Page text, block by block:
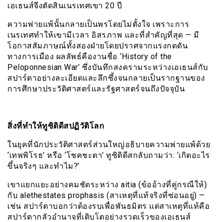
เอเธนส์จึงตัดสินเนรเทศเขา 20 ปี
ความพ่ายแพ้นั้นกลายเป็นพรโดยไม่ตั้งใจ เพราะการ
เนรเทศทำให้เขามีเวลา อิสรภาพ และที่สำคัญที่สุด — มี
โอกาสสัมภาษณ์ทั้งสองฝ่ายโดยปราศจากแรงกดดัน
ทางการเมือง ผลลัพธ์คืองานชื่อ ‘History of the
Peloponnesian War’ ซึ่งบันทึกสงครามระหว่างเอเธนส์กับ
สปาร์ตาอย่างละเอียดและลึกซึ้งจนกลายเป็นรากฐานของ
การศึกษาประวัติศาสตร์และรัฐศาสตร์จนถึงปัจจุบัน
สิ่งที่ทำให้ทูซิดิดีสปฏิวัติโลก
ในยุคที่นักประวัติศาสตร์ส่วนใหญ่อธิบายความพ่ายแพ้ด้วย
‘เทพพิโรธ’ หรือ ‘โชคชะตา’ ทูซิดิดีสกลับถามว่า: ‘เกิดอะไร
ขึ้นจริงๆ และทำไม?’
เขาแยกแยะอย่างคมชัดระหว่าง aitia (ข้ออ้างที่คู่กรณีให้)
กับ alethestates prophasis (สาเหตุที่แท้จริงที่ซ่อนอยู่) —
เช่น สปาร์ตาบอกว่าต้องรบเพื่อพันธมิตร แต่สาเหตุที่แท้คือ
สปาร์ตากลัวอำนาจที่เติบโตอย่างรวดเร็วของเอเธนส์